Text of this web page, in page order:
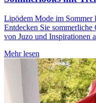
Lipödem Mode im Sommer
Entdecken Sie
von Juzo und Inspirationen
Mehr lesen